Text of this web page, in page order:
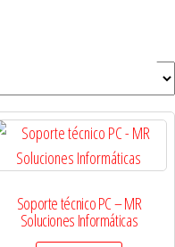
Soporte técnico PC – MR
Soluciones Informáticas